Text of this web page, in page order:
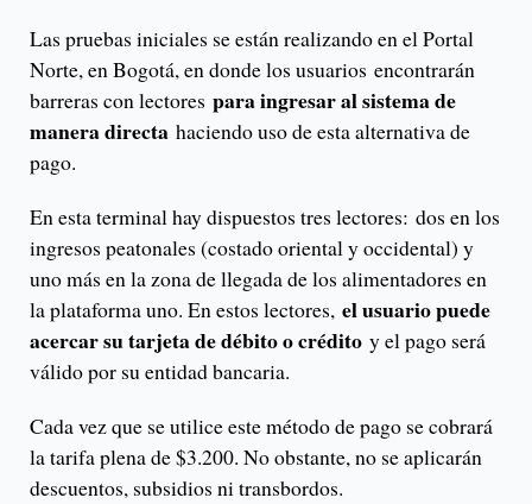
Las pruebas iniciales se están realizando en el Portal
Norte, en Bogotá, en donde los usuarios encontrarán
barreras con lectores para ingresar al sistema de
manera directa haciendo uso de esta alternativa de
pago.
En esta terminal hay dispuestos tres lectores: dos en los
ingresos peatonales (costado oriental y occidental) y
uno más en la zona de llegada de los alimentadores en
la plataforma uno. En estos lectores, el usuario puede
acercar su tarjeta de débito o crédito y el pago será
válido por su entidad bancaria.
Cada vez que se utilice este método de pago se cobrará
la tarifa plena de $3.200. No obstante, no se aplicarán
descuentos, subsidios ni transbordos.